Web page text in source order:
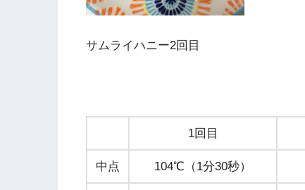
サムライハニー2回目
1回目
中点 104℃（1分30秒）